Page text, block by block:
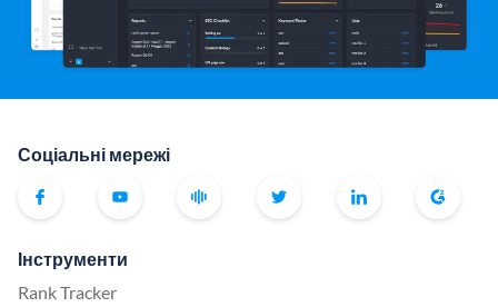
Соціальні мережі
Інструменти
Rank Tracker